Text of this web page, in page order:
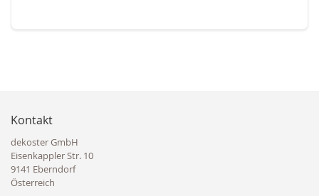
Kontakt
dekoster GmbH
Eisenkappler Str. 10
9141 Eberndorf
Österreich